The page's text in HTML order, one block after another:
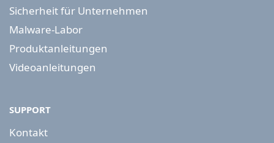
Sicherheit für Unternehmen
Malware-Labor
Produktanleitungen
Videoanleitungen
SUPPORT
Kontakt